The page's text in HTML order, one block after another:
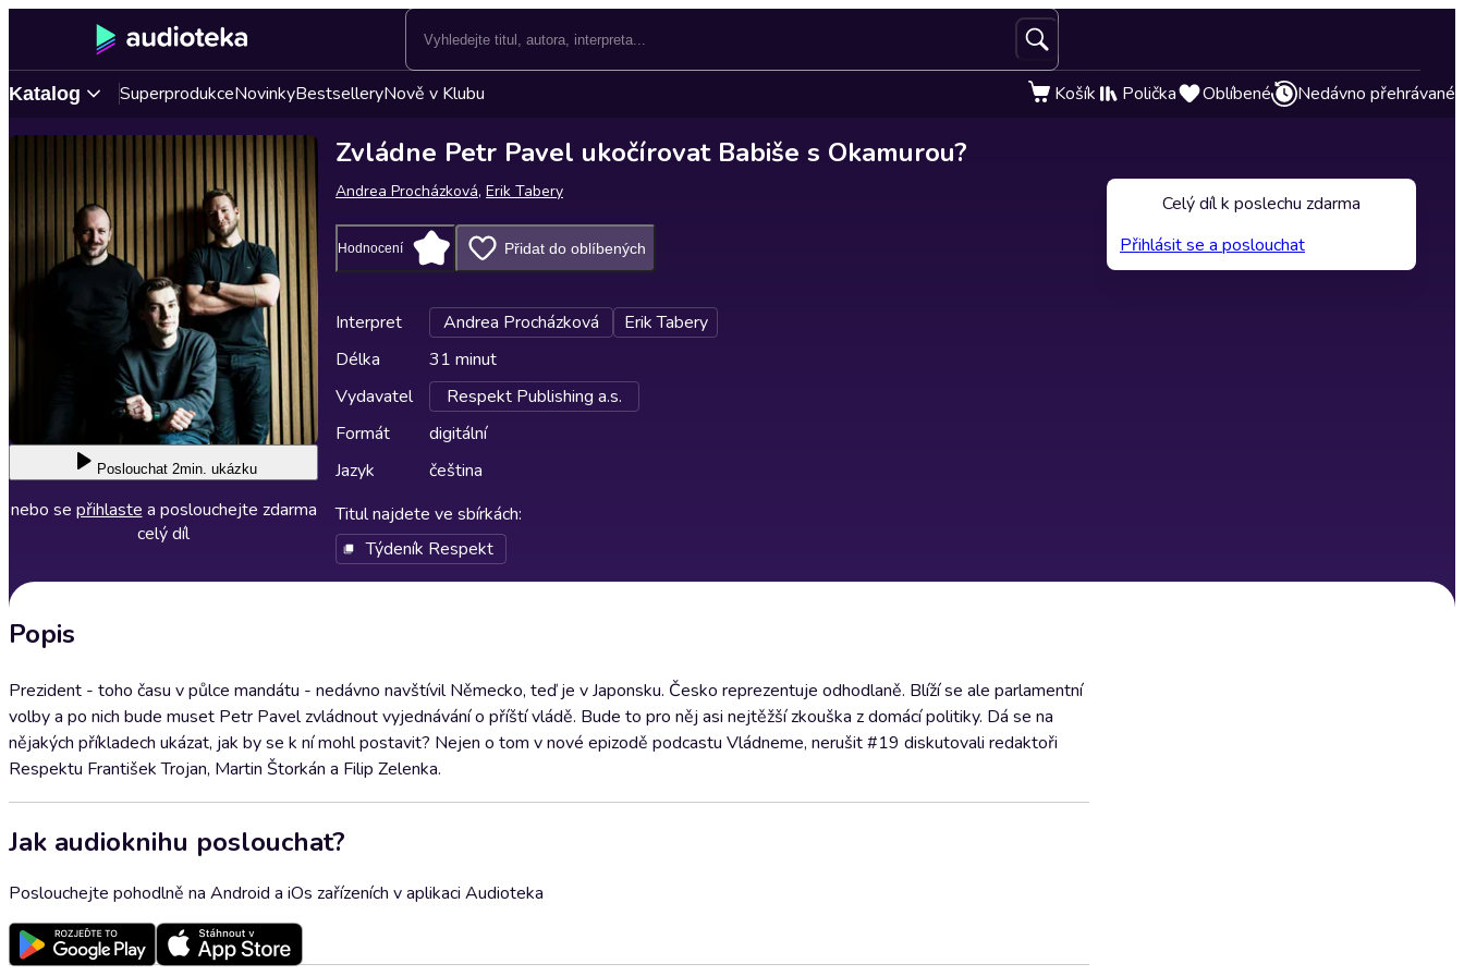
Katalog SuperprodukceNovinkyBestselleryNově v Klubu Košík Polička Oblíbené Nedávno přehrávané
Poslouchat 2min. ukázku
nebo se přihlaste a poslouchejte zdarma
celý díl
Zvládne Petr Pavel ukočírovat Babiše s Okamurou?
Andrea Procházková, Erik Tabery
Hodnocení Přidat do oblíbených
Interpret Andrea Procházková
Erik Tabery
Délka
31 minut
Vydavatel
Respekt Publishing a.s.
Formát
digitální
Jazyk
čeština
Titul najdete ve sbírkách:
Týdeník Respekt
Popis
Prezident - toho času v půlce mandátu - nedávno navštívil Německo, teď je v Japonsku. Česko reprezentuje odhodlaně. Blíží se ale parlamentní
volby a po nich bude muset Petr Pavel zvládnout vyjednávání o příští vládě. Bude to pro něj asi nejtěžší zkouška z domácí politiky. Dá se na
nějakých příkladech ukázat, jak by se k ní mohl postavit? Nejen o tom v nové epizodě podcastu Vládneme, nerušit #19 diskutovali redaktoři
Respektu František Trojan, Martin Štorkán a Filip Zelenka.
Jak audioknihu poslouchat?
Poslouchejte pohodlně na Android a iOs zařízeních v aplikaci Audioteka
Celý díl k poslechu zdarma
Přihlásit se a poslouchat